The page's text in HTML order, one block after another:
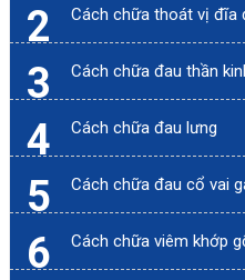
2 Cách chữa thoát vị đĩa
3 Cách chữa đau thần
4 Cách chữa đau lưng
5 Cách chữa đau cổ vai
6 Cách chữa viêm khớp